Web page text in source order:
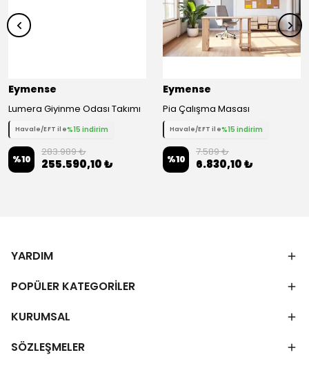
Eymense
Lumera Giyinme Odası Takımı
Havale/EFT ile%15 indirim
%10
283.989 ₺
255.590,10 ₺
Eymense
Pia Çalışma Masası
Havale/EFT ile%15 indirim
%10
7.589 ₺
6.830,10 ₺
YARDIM
POPÜLER KATEGORİLER
KURUMSAL
SÖZLEŞMELER